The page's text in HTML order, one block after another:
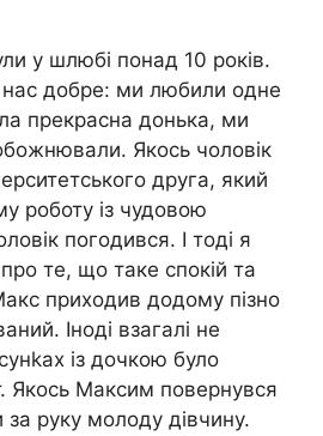
у шлюбі понад 10 років.
добре: ми любили одне
прекрасна донька, ми
Якось чоловік
друга, який
роботу із чудовою
погодився. І тоді я
те, що таке спокій та
приходив додому пізно
Іноді взагалі не
із дочкою було
Якось Максим повернувся
руку молоду дівчину.